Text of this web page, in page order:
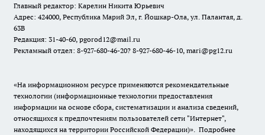
Главный редактор: Карелин Никита Юрьевич
Адрес: 424000, Республика Марий Эл, г. Йошкар-Ола, ул. Палантая, д.
63В
Редакция: 31-40-60, pgorod12@mail.ru
Рекламный отдел: 8-927-680-46-20? 8-927-680-46-10, mari@pg12.ru
«На информационном ресурсе применяются рекомендательные
технологии (информационные технологии предоставления
информации на основе сбора, систематизации и анализа сведений,
относящихся к предпочтениям пользователей сети "Интернет",
находящихся на территории Российской Федерации)». Подробнее